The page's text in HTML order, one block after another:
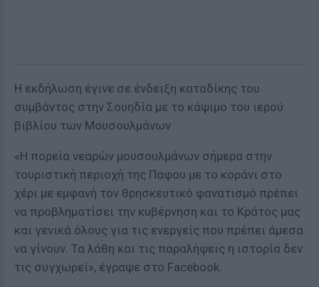
Η εκδήλωση έγινε σε ένδειξη καταδίκης του
συμβάντος στην Σουηδία με το κάψιμο του ιερού
βιβλίου των Μουσουλμάνων
«Η πορεία νεαρών μουσουλμάνων σήμερα στην
τουριστική περιοχή της Παφου με το κοράνι στο
χέρι με εμφανή τον θρησκευτικό φανατισμό πρέπει
να προβληματίσει την κυβέρνηση και το Κράτος μας
και γενικά όλους για τις ενεργείς που πρέπει άμεσα
να γίνουν. Τα λάθη και τις παραλήψεις η ιστορία δεν
τις συγχωρεί», έγραψε στο Facebook.